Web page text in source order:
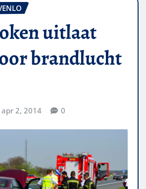
uitlaat
brandlucht
apr 2, 2014 0